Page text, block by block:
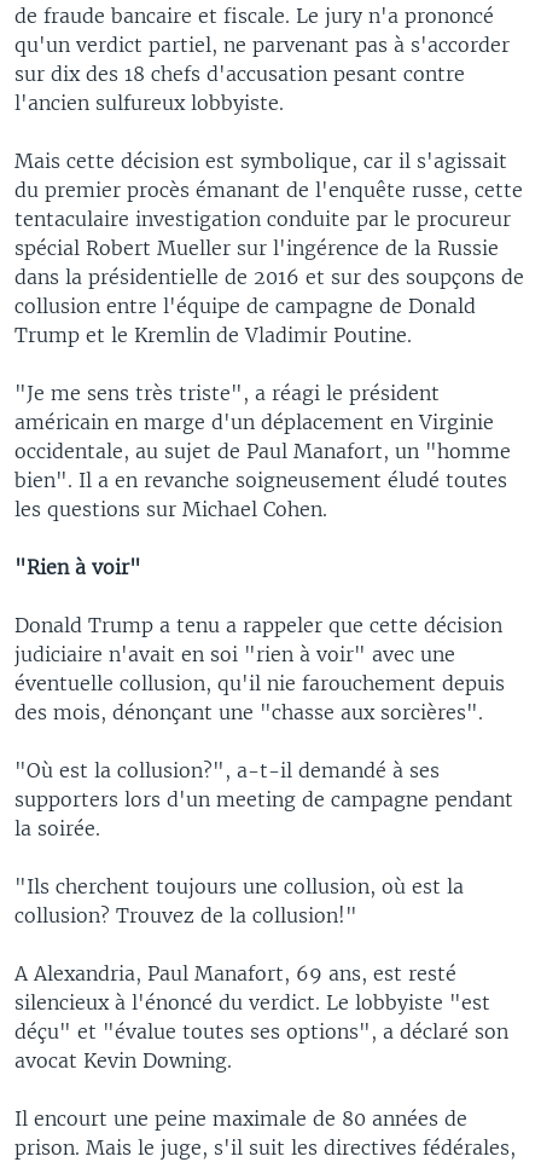
de fraude bancaire et fiscale. Le jury n'a prononcé
qu'un verdict partiel, ne parvenant pas à s'accorder
sur dix des 18 chefs d'accusation pesant contre
l'ancien sulfureux lobbyiste.
Mais cette décision est symbolique, car il s'agissait
du premier procès émanant de l'enquête russe, cette
tentaculaire investigation conduite par le procureur
spécial Robert Mueller sur l'ingérence de la Russie
dans la présidentielle de 2016 et sur des soupçons de
collusion entre l'équipe de campagne de Donald
Trump et le Kremlin de Vladimir Poutine.
"Je me sens très triste", a réagi le président
américain en marge d'un déplacement en Virginie
occidentale, au sujet de Paul Manafort, un "homme
bien". Il a en revanche soigneusement éludé toutes
les questions sur Michael Cohen.
"Rien à voir"
Donald Trump a tenu a rappeler que cette décision
judiciaire n'avait en soi "rien à voir" avec une
éventuelle collusion, qu'il nie farouchement depuis
des mois, dénonçant une "chasse aux sorcières".
"Où est la collusion?", a-t-il demandé à ses
supporters lors d'un meeting de campagne pendant
la soirée.
"Ils cherchent toujours une collusion, où est la
collusion? Trouvez de la collusion!"
A Alexandria, Paul Manafort, 69 ans, est resté
silencieux à l'énoncé du verdict. Le lobbyiste "est
déçu" et "évalue toutes ses options", a déclaré son
avocat Kevin Downing.
Il encourt une peine maximale de 80 années de
prison. Mais le juge, s'il suit les directives fédérales,